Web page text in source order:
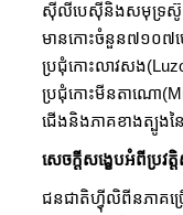
ស៊ីលីបេស៊ីនិងសមុទ្រស៊ូ
មានកោះចំនួន៧១០៧
ប្រជុំកោះលាវសង
ប្រជុំកោះមីនតាណោ
ជើងនិងភាគខាងត្បូង
សេចក្តីសង្ខេបអំពីប្រវត្តិ
ជនជាតិហ៊្វីលិពីនភាគច្